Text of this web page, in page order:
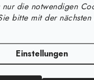
die notwendigen
bitte mit der nächsten
Einstellungen
von UV-Harz: Ein
und Fehlerbehebung
zum Aushärten
UV-Harz mit Crushed-